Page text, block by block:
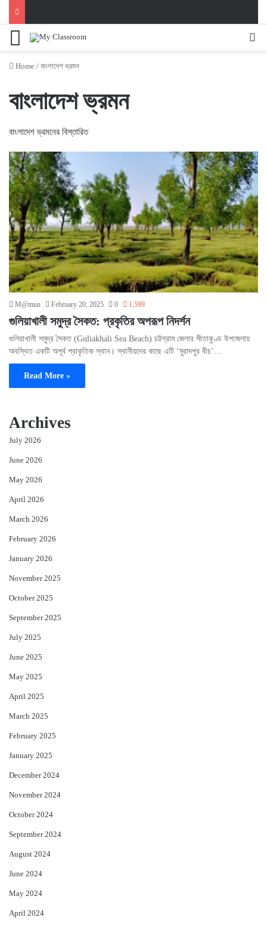
Menu
Home / বাংলাদেশ ভ্রমন
বাংলাদেশ ভ্রমন
বাংলাদেশ ভ্রমনের বিস্তারিত
M@mun February 20, 2025 0 1,599
গুলিয়াখালী সমুদ্র সৈকত: প্রকৃতির অপরূপ নিদর্শন
গুলিয়াখালী সমুদ্র সৈকত (Guliakhali Sea Beach) চট্টগ্রাম জেলার সীতাকুণ্ড উপজেলায়
অবস্থিত একটি অপূর্ব প্রাকৃতিক স্থান। স্থানীয়দের কাছে এটি ‘মুরাদপুর বীচ’…
Read More »
Archives
July 2026
June 2026
May 2026
April 2026
March 2026
February 2026
January 2026
November 2025
October 2025
September 2025
July 2025
June 2025
May 2025
April 2025
March 2025
February 2025
January 2025
December 2024
November 2024
October 2024
September 2024
August 2024
June 2024
May 2024
April 2024